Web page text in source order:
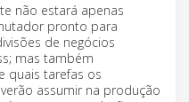
não estará apenas
pronto para
de negócios
mas também
quais tarefas os
assumir na produção